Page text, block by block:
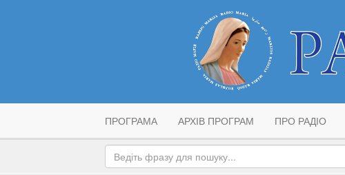
ПРОГРАМА АРХІВ ПРОГРАМ ПРО РАДІО